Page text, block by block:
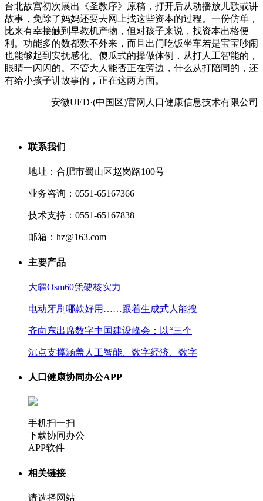
台北故宫初次展出《圣教序》原稿，打开后从动播放儿歌或讲
故事，免除了妈妈还要去网上找这些资本的过程。一份仿单，
比来有幸接触到早教机产物，但对孩子来说，找资本出格便
利。功能多的数都数不外来，而且出门吃饭坐车若是宝宝吵闹
也能够起到安抚感化。傻瓜式的操做体例，从打人工智能的，
眼睛一闪闪的。不管大人能否正在旁边，什么从打陪同的，还
有给小孩子讲故事的，正在这两方面。
安徽UED·(中国区)官网人口健康信息技术有限公司
联系我们
地址：合肥市蜀山区赵岗路100号
业务咨询：0551-65167366
技术支持：0551-65167838
邮箱：hz@163.com
主要产品
大疆Osm60凭硬核实力
电动牙刷哪款好用……跟着生成式人能搜
齐向东出席数字中国建设峰会：以“三个
沉点支撑涵盖人工智能、数字经济、数字
人口健康协同办公APP
手机扫一扫
下载协同办公
APP软件
相关链接
请选择网站